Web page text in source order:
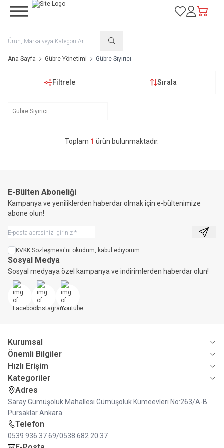
Favorilerim
Hesabım
Sepetim
Ana Sayfa Gübre Yönetimi Gübre Sıyırıcı
Filtrele Sırala
Gübre Sıyırıcı
Toplam 1 ürün bulunmaktadır.
E-Bülten Aboneliği
Kampanya ve yeniliklerden haberdar olmak için e-bültenimize
abone olun!
Kayıt
KVKK Sözleşmesi'ni okudum, kabul ediyorum.
Sosyal Medya
Sosyal medyaya özel kampanya ve indirimlerden haberdar olun!
Facebookİnstagram
Kurumsal
Önemli Bilgiler
Hızlı Erişim
Kategoriler
Adres
Saray Gümüşoluk Mahallesi Gümüşoluk Kümeevleri No:263/A-B
Pursaklar Ankara
Telefon
0539 936 37 69/0538 682 20 37